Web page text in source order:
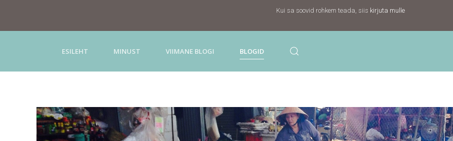
Kui sa soovid rohkem teada, siis kirjuta mulle
ESILEHT MINUST VIIMANE BLOGI BLOGID